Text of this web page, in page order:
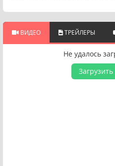
ВИДЕО ТРЕЙЛЕРЫ
Не удалось